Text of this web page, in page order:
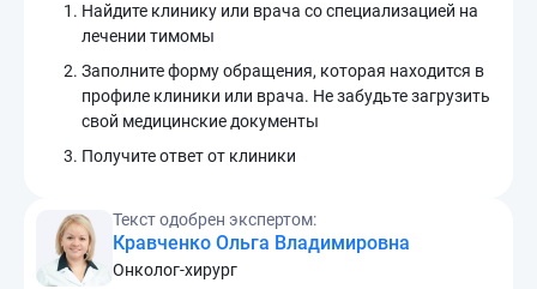
Найдите клинику или врача со специализацией на
лечении тимомы
Заполните форму обращения, которая находится в
профиле клиники или врача. Не забудьте загрузить
свой медицинские документы
Получите ответ от клиники
Текст одобрен экспертом:
Кравченко Ольга Владимировна
Онколог-хирург